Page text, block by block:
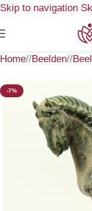
Skip to navigation
Home/ Beelden/
-7%